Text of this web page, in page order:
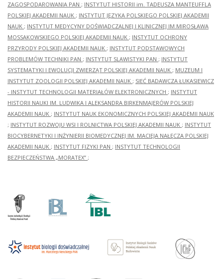
ZAGOSPODAROWANIA PAN ; INSTYTUT HISTORII im. TADEUSZA MANTEUFFLA
POLSKIEJ AKADEMII NAUK ; INSTYTUT JĘZYKA POLSKIEGO POLSKIEJ AKADEMII
NAUK ; INSTYTUT MEDYCYNY DOŚWIADCZALNEJ I KLINICZNEJ IM.MIROSŁAWA
MOSSAKOWSKIEGO POLSKIEJ AKADEMII NAUK ; INSTYTUT OCHRONY
PRZYRODY POLSKIEJ AKADEMII NAUK ; INSTYTUT PODSTAWOWYCH
PROBLEMÓW TECHNIKI PAN ; INSTYTUT SLAWISTYKI PAN ; INSTYTUT
SYSTEMATYKI I EWOLUCJI ZWIERZĄT POLSKIEJ AKADEMII NAUK ; MUZEUM I
INSTYTUT ZOOLOGII POLSKIEJ AKADEMII NAUK ; SIEĆ BADAWCZA ŁUKASIEWICZ
- INSTYTUT TECHNOLOGII MATERIAŁÓW ELEKTRONICZNYCH ; INSTYTUT
HISTORII NAUKI IM. LUDWIKA I ALEKSANDRA BIRKENMAJERÓW POLSKIEJ
AKADEMII NAUK ; INSTYTUT NAUK EKONOMICZNYCH POLSKIEJ AKADEMII NAUK
; INSTYTUT ROZWOJU WSI I ROLNICTWA POLSKIEJ AKADEMII NAUK ; INSTYTUT
BIOCYBERNETYKI I INŻYNIERII BIOMEDYCZNEJ IM. MACIEJA NAŁĘCZA POLSKIEJ
AKADEMII NAUK ; INSTYTUT FIZYKI PAN ; INSTYTUT TECHNOLOGII
BEZPIECZEŃSTWA „MORATEX” ;